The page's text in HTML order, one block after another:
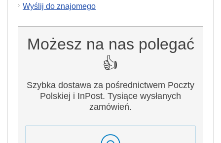
Wyślij do znajomego
Możesz na nas polegać
👍
Szybka dostawa za pośrednictwem Poczty
Polskiej i InPost. Tysiące wysłanych
zamówień.